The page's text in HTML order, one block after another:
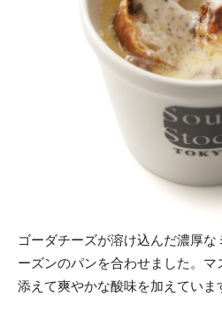
ゴーダチーズが溶け込んだ濃厚
ーズンのパンを合わせました。
添えて爽やかな酸味を加えていま